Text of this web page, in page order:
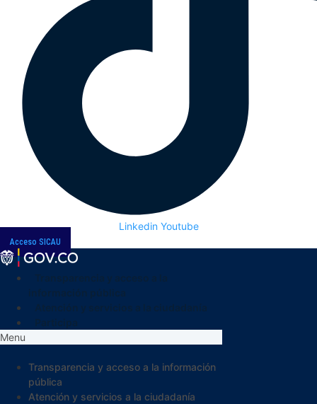
Linkedin Youtube
Acceso SICAU
Menu
Transparencia y acceso a la información
pública
Atención y servicios a la ciudadanía